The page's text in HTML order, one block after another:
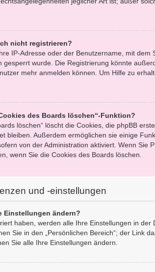
nicht registrieren?
IP-Adresse oder der Benutzername, mit dem
gesperrt wurde. Die Registrierung könnte
mehr anmelden können. Um Hilfe zu
des Boards löschen“-Funktion?
löschen“ löscht die Cookies, die phpBB
bleiben. Außerdem ermöglichen sie einige
von der Administration aktiviert. Wenn Sie
wenn Sie die Cookies des Boards löschen.
und -einstellungen
Einstellungen ändern?
haben, werden alle Ihre Einstellungen in
Sie in den „Persönlichen Bereich“; der Link
Sie alle Ihre Einstellungen ändern.